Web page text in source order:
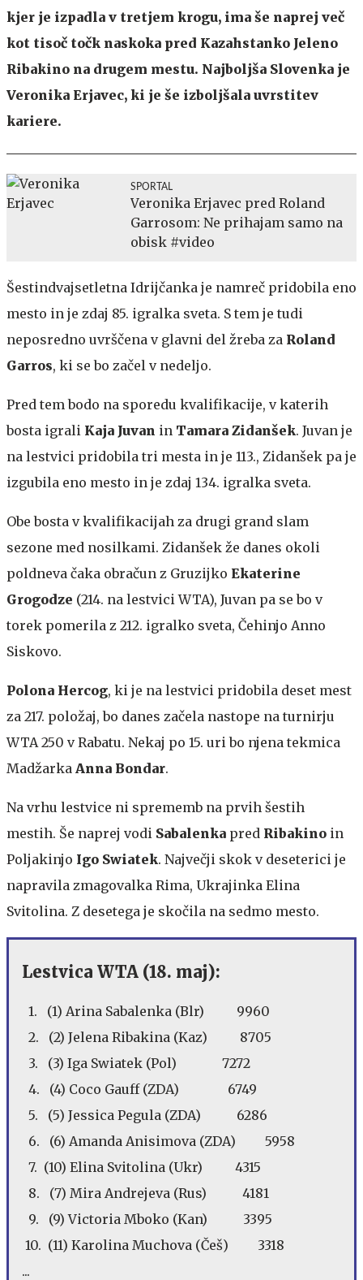
kjer je izpadla v tretjem krogu, ima še naprej več
kot tisoč točk naskoka pred Kazahstanko Jeleno
Ribakino na drugem mestu. Najboljša Slovenka je
Veronika Erjavec, ki je še izboljšala uvrstitev
kariere.
SPORTAL
Veronika Erjavec pred Roland
Garrosom: Ne prihajam samo na
obisk #video
Šestindvajsetletna Idrijčanka je namreč pridobila eno
mesto in je zdaj 85. igralka sveta. S tem je tudi
neposredno uvrščena v glavni del žreba za Roland
Garros, ki se bo začel v nedeljo.
Pred tem bodo na sporedu kvalifikacije, v katerih
bosta igrali Kaja Juvan in Tamara Zidanšek. Juvan je
na lestvici pridobila tri mesta in je 113., Zidanšek pa je
izgubila eno mesto in je zdaj 134. igralka sveta.
Obe bosta v kvalifikacijah za drugi grand slam
sezone med nosilkami. Zidanšek že danes okoli
poldneva čaka obračun z Gruzijko Ekaterine
Grogodze (214. na lestvici WTA), Juvan pa se bo v
torek pomerila z 212. igralko sveta, Čehinjo Anno
Siskovo.
Polona Hercog, ki je na lestvici pridobila deset mest
za 217. položaj, bo danes začela nastope na turnirju
WTA 250 v Rabatu. Nekaj po 15. uri bo njena tekmica
Madžarka Anna Bondar.
Na vrhu lestvice ni sprememb na prvih šestih
mestih. Še naprej vodi Sabalenka pred Ribakino in
Poljakinjo Igo Swiatek. Največji skok v deseterici je
napravila zmagovalka Rima, Ukrajinka Elina
Svitolina. Z desetega je skočila na sedmo mesto.
Lestvica WTA (18. maj):
1. (1) Arina Sabalenka (Blr) 9960
2. (2) Jelena Ribakina (Kaz) 8705
3. (3) Iga Swiatek (Pol) 7272
4. (4) Coco Gauff (ZDA) 6749
5. (5) Jessica Pegula (ZDA) 6286
6. (6) Amanda Anisimova (ZDA) 5958
7. (10) Elina Svitolina (Ukr) 4315
8. (7) Mira Andrejeva (Rus) 4181
9. (9) Victoria Mboko (Kan) 3395
10. (11) Karolina Muchova (Češ) 3318
...